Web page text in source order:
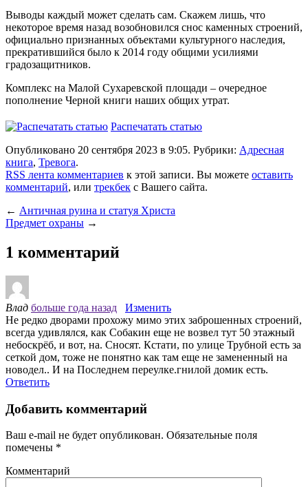
Выводы каждый может сделать сам. Скажем лишь, что
некоторое время назад возобновился снос каменных строений,
официально признанных объектами культурного наследия,
прекратившийся было к 2014 году общими усилиями
градозащитников.
Комплекс на Малой Сухаревской площади – очередное
пополнение Черной книги наших общих утрат.
Распечатать статью
Опубликовано 20 сентября 2023 в 9:05. Рубрики: Адресная
книга, Тревога.
RSS лента комментариев к этой записи. Вы можете оставить
комментарий, или трекбек с Вашего сайта.
← Античная руина и статуя Христа
Предмет охраны →
1 комментарий
Влад больше года назад
Изменить
Не редко дворами прохожу мимо этих заброшенных строений,
всегда удивлялся, как Собакин еще не возвел тут 50 этажный
небоскрёб, и вот, на. Сносят. Кстати, по улице Трубной есть за
сеткой дом, тоже не понятно как там еще не замененный на
новодел.. И на Последнем переулке.гнилой домик есть.
Ответить
Добавить комментарий
Ваш e-mail не будет опубликован. Обязательные поля
помечены *
Комментарий